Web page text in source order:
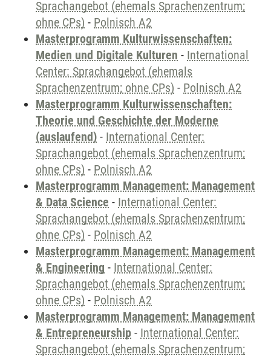
Sprachangebot (ehemals Sprachenzentrum;
ohne CPs) - Polnisch A2
Masterprogramm Kulturwissenschaften:
Medien und Digitale Kulturen - International
Center: Sprachangebot (ehemals
Sprachenzentrum; ohne CPs) - Polnisch A2
Masterprogramm Kulturwissenschaften:
Theorie und Geschichte der Moderne
(auslaufend) - International Center:
Sprachangebot (ehemals Sprachenzentrum;
ohne CPs) - Polnisch A2
Masterprogramm Management: Management
& Data Science - International Center:
Sprachangebot (ehemals Sprachenzentrum;
ohne CPs) - Polnisch A2
Masterprogramm Management: Management
& Engineering - International Center:
Sprachangebot (ehemals Sprachenzentrum;
ohne CPs) - Polnisch A2
Masterprogramm Management: Management
& Entrepreneurship - International Center:
Sprachangebot (ehemals Sprachenzentrum;